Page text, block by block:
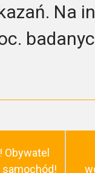
Na
Obywatel
samochód!